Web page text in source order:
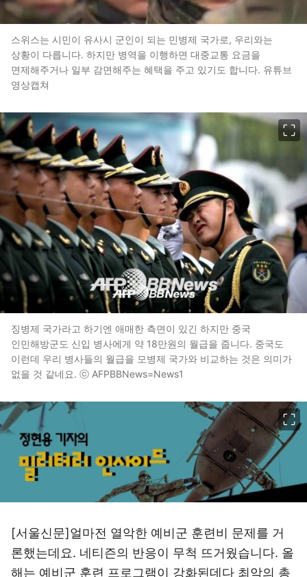
스위스는 시민이 유사시 군인이 되는 민병제 국가로, 우리와는
상황이 다릅니다. 하지만 병역을 이행하면 대중교통 요금을
면제해주거나 일부 감면해주는 혜택을 주고 있기도 합니다. 유튜브
영상캡쳐
징병제 국가라고 하기엔 애매한 측면이 있긴 하지만 중국
인민해방군도 신입 병사에게 약 18만원의 월급을 줍니다. 중국도
이런데 우리 병사들의 월급을 모병제 국가와 비교하는 것은 의미가
없을 것 같네요. ⓒ AFPBBNews=News1
[서울신문]얼마전 열악한 예비군 훈련비 문제를 거
론했는데요. 네티즌의 반응이 무척 뜨거웠습니다. 올
해는 예비군 훈련 프로그램이 강화된데다 최악의 총